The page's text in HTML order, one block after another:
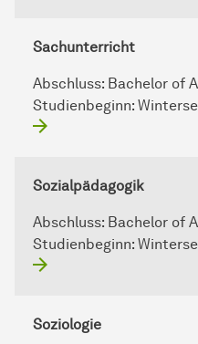
Sachunterricht
Abschluss: Bachelor of
Studienbeginn:
Sozialpädagogik
Abschluss: Bachelor of
Studienbeginn:
Soziologie